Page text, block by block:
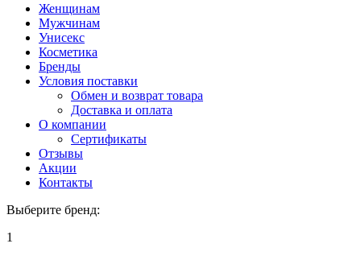
Женщинам
Мужчинам
Унисекс
Косметика
Бренды
Условия поставки
Обмен и возврат товара
Доставка и оплата
О компании
Сертификаты
Отзывы
Акции
Контакты
Выберите бренд:
1